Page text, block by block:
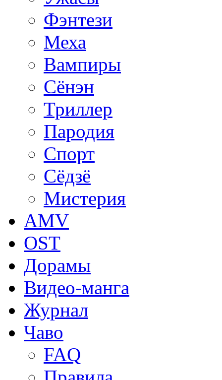
Фэнтези
Меха
Вампиры
Сёнэн
Триллер
Пародия
Спорт
Сёдзё
Мистерия
AMV
OST
Дорамы
Видео-манга
Журнал
Чаво
FAQ